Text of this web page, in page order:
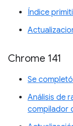
Índice
Chrome 141
Se
Análisis de
compilador